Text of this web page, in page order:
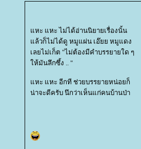
หะ แหะ ไม่ได้อ่านนิยายเรื่องนั้น
ล้วก็ไม่ได้ดู หมูแผ่น เอ๊ยย หมูแดง
เลยไม่เก็ต "ไม่ต้องมีคำบรรยายใด ๆ
ห้มันลึกซึ้ง .. "
หะ แหะ อีกที ช่วยบรรยายหน่อยก็
น่าจะดีครับ นึกว่าเห็นแก่คนบ้านป่า